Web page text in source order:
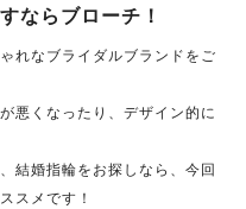
ならブローチ！
れなブライダルブランドをご
悪くなったり、デザイン的に
結婚指輪をお探しなら、今回
スメです！